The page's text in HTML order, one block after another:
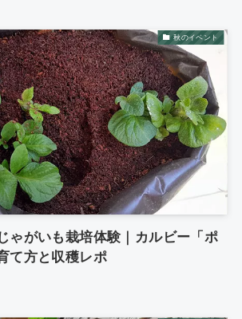
秋のイベント
ゃがいも栽培体験｜カルビー「ポ
て方と収穫レポ